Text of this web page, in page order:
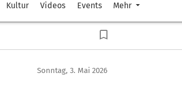
Kultur Videos Events Mehr
Sonntag, 3. Mai 2026